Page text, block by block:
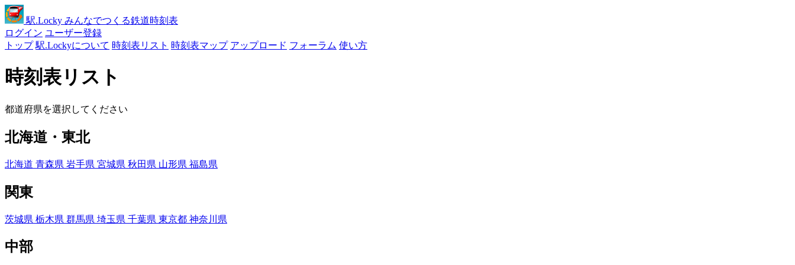
駅.Locky みんなでつくる鉄道時刻表
ログイン ユーザー登録
トップ 駅.Lockyについて 時刻表リスト 時刻表マップ アップロード フォーラム 使い方
時刻表リスト
都道府県を選択してください
北海道・東北
北海道 青森県 岩手県 宮城県 秋田県 山形県 福島県
関東
茨城県 栃木県 群馬県 埼玉県 千葉県 東京都 神奈川県
中部